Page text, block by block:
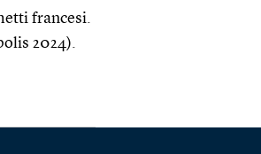
francesi.
2024).